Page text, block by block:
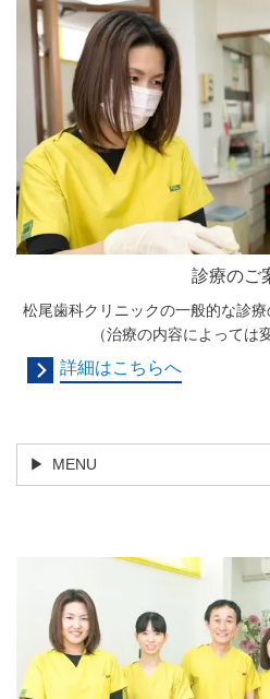
診療のご
松尾歯科クリニックの一般的な診療
（治療の内容によっては
詳細はこちらへ
MENU